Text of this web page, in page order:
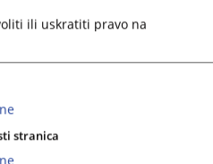
ili uskratiti pravo na
stranica